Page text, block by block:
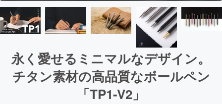
永く愛せるミニマルなデザイン。
チタン素材の高品質なボールペン
「TP1-V2」